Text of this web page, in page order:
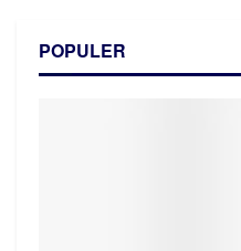
POPULER